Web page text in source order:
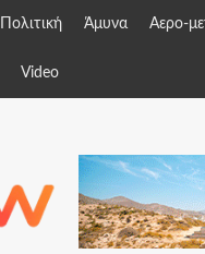
Πολιτική Άμυνα Αερο-
Video